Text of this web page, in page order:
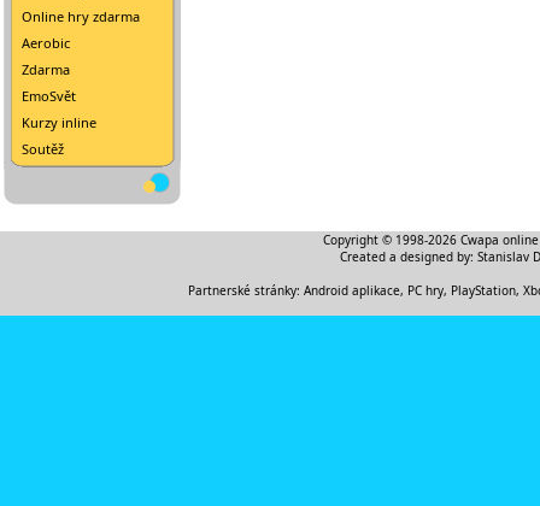
Online hry zdarma
Aerobic
Zdarma
EmoSvět
Kurzy inline
Soutěž
Copyright © 1998-2026 Cwapa
Created a designed by: Stanislav
Partnerské stránky: Android aplikace, PC hry, PlayStation,